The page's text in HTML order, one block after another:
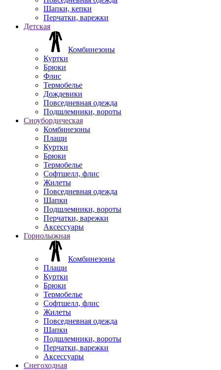
Шапки, кепки
Перчатки, варежки
Детская
Комбинезоны
Куртки
Брюки
Флис
Термобелье
Дождевики
Повседневная одежда
Подшлемники, вороты
Сноубордическая
Комбинезоны
Плащи
Куртки
Брюки
Термобелье
Софтшелл, флис
Жилеты
Повседневная одежда
Шапки
Подшлемники, вороты
Перчатки, варежки
Аксессуары
Горнолыжная
Комбинезоны
Плащи
Куртки
Брюки
Термобелье
Софтшелл, флис
Жилеты
Повседневная одежда
Шапки
Подшлемники, вороты
Перчатки, варежки
Аксессуары
Снегоходная